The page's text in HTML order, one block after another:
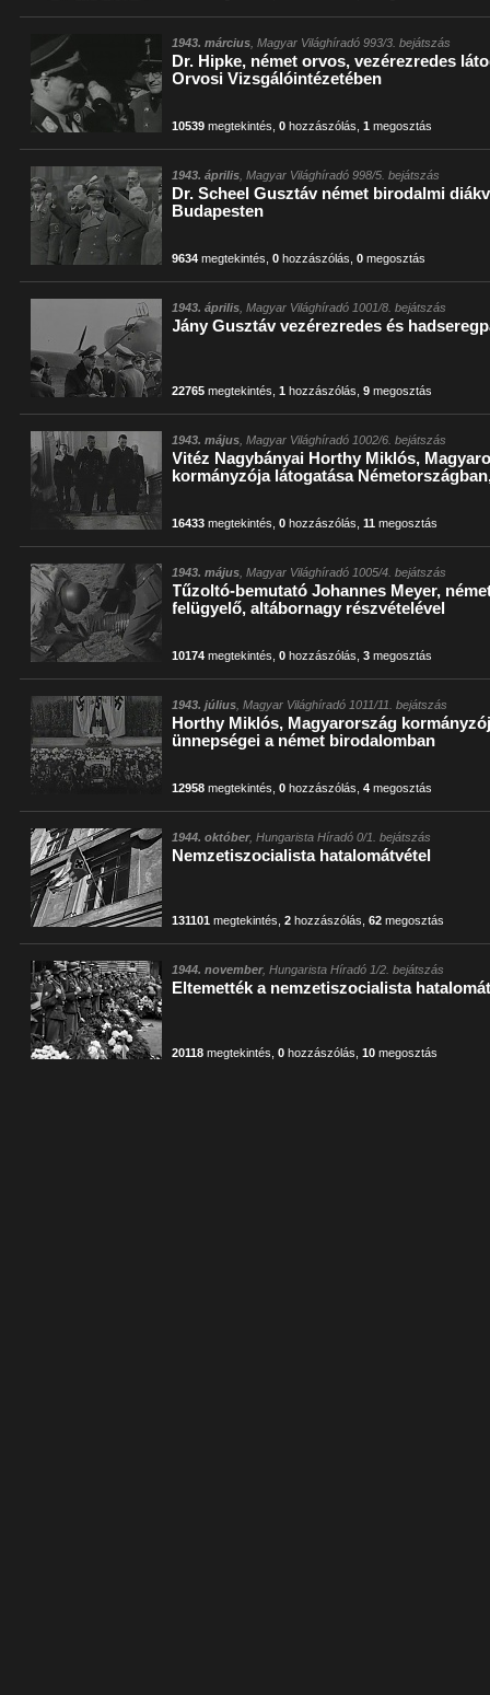
1943. március , Magyar Világhíradó 993/3. bejátszás
Dr. Hipke, német orvos, vezérezredes
Orvosi Vizsgálóintézetében
10539 megtekintés ,0 hozzászólás ,1 megosztás
1943. április , Magyar Világhíradó 998/5. bejátszás
Dr. Scheel Gusztáv német birodalmi
Budapesten
9634 megtekintés ,0 hozzászólás ,0 megosztás
1943. április , Magyar Világhíradó 1001/8. bejátszás
Jány Gusztáv vezérezredes és
22765 megtekintés ,1 hozzászólás ,9 megosztás
1943. május , Magyar Világhíradó 1002/6. bejátszás
Vitéz Nagybányai Horthy Miklós,
kormányzója látogatása
16433 megtekintés ,0 hozzászólás ,11 megosztás
1943. május , Magyar Világhíradó 1005/4. bejátszás
Tűzoltó-bemutató Johannes Meyer,
felügyelő, altábornagy részvételével
10174 megtekintés ,0 hozzászólás ,3 megosztás
1943. július , Magyar Világhíradó 1011/11. bejátszás
Horthy Miklós, Magyarország
ünnepségei a német birodalomban
12958 megtekintés ,0 hozzászólás ,4 megosztás
1944. október, Hungarista Híradó 0/1. bejátszás
Nemzetiszocialista hatalomátvétel
131101 megtekintés ,2 hozzászólás ,62 megosztás
1944. november, Hungarista Híradó 1/2. bejátszás
Eltemették a nemzetiszocialista
20118 megtekintés ,0 hozzászólás ,10 megosztás